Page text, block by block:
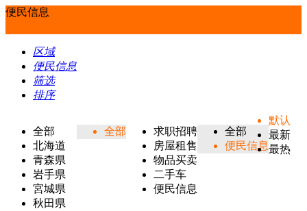
便民信息
区域
便民信息
筛选
排序
全部
北海道
青森県
岩手県
宮城県
秋田県
全部
求职招聘
房屋租售
物品买卖
二手车
便民信息
全部
便民信息
默认
最新
最热